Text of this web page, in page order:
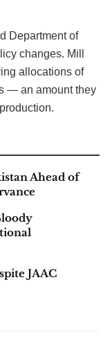
Department of
changes. Mill
allocations of
— an amount they
Ahead of
JAAC